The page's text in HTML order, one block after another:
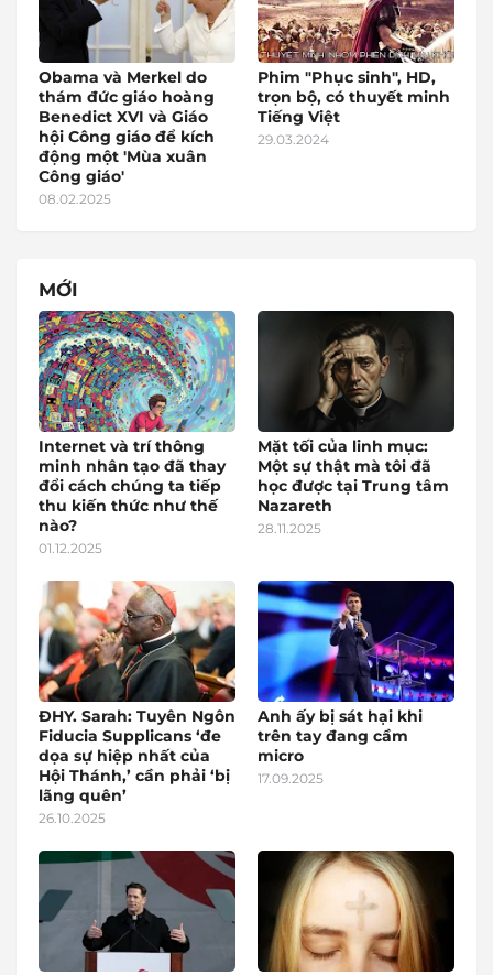
Obama và Merkel do
thám đức giáo hoàng
Benedict XVI và Giáo
hội Công giáo để kích
động một 'Mùa xuân
Công giáo'
08.02.2025
Phim "Phục sinh", HD,
trọn bộ, có thuyết minh
Tiếng Việt
29.03.2024
MỚI
Internet và trí thông
minh nhân tạo đã thay
đổi cách chúng ta tiếp
thu kiến thức như thế
nào?
01.12.2025
Mặt tối của linh mục:
Một sự thật mà tôi đã
học được tại Trung tâm
Nazareth
28.11.2025
ĐHY. Sarah: Tuyên Ngôn
Fiducia Supplicans ‘đe
dọa sự hiệp nhất của
Hội Thánh,’ cần phải ‘bị
lãng quên’
26.10.2025
Anh ấy bị sát hại khi
trên tay đang cầm
micro
17.09.2025